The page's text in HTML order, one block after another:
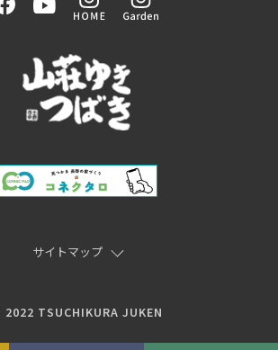
サイトマップ
TSUCHIKURA JUKEN